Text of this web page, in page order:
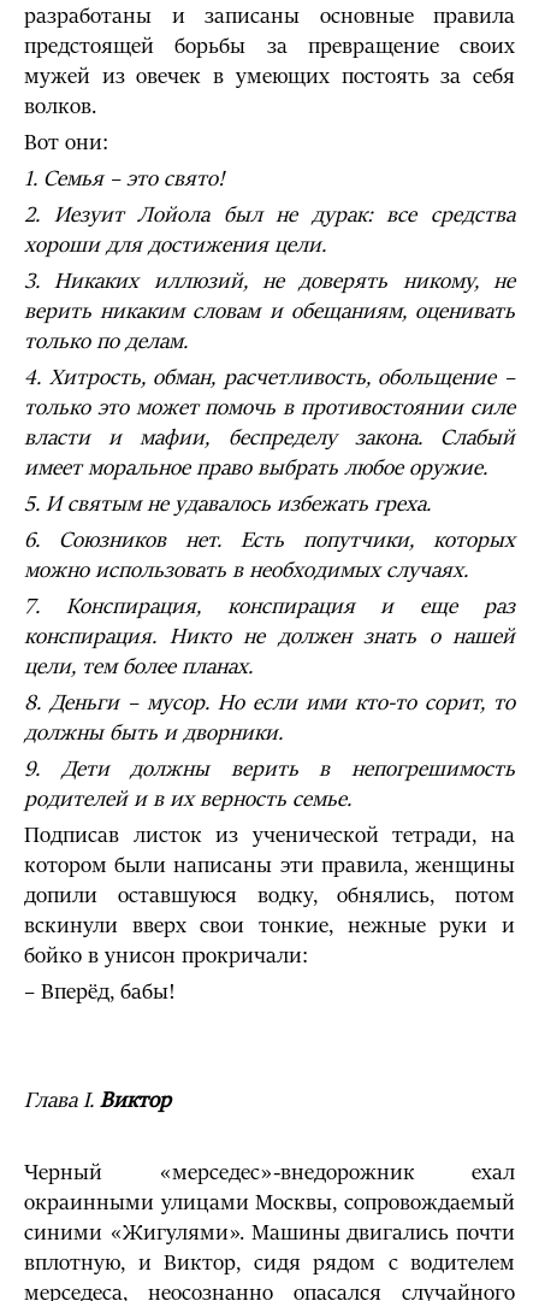
разработаны и записаны основные правила
предстоящей борьбы за превращение своих
мужей из овечек в умеющих постоять за себя
волков.
Вот они:
1. Семья – это свято!
2. Иезуит Лойола был не дурак: все средства
хороши для достиже­ния цели.
3. Никаких иллюзий, не доверять никому, не
верить никаким словам и обещаниям, оценивать
только по делам.
4. Хитрость, обман, расчетливость, обольщение –
только это может помочь в противостоянии силе
власти и мафии, беспределу закона. Слабый
имеет моральное право выбрать любое оружие.
5. И святым не удавалось избежать греха.
6. Союзников нет. Есть попутчики, которых
можно использовать в необходимых случаях.
7. Конспирация, конспирация и еще раз
конспирация. Никто не должен знать о нашей
цели, тем более планах.
8. Деньги – мусор. Но если ими кто-то сорит, то
должны быть и дворники.
9. Дети должны верить в непогрешимость
родителей и в их верность семье.
Подписав листок из ученической тетради, на
котором были написаны эти правила, женщины
допили оставшуюся водку, обнялись, потом
вскинули вверх свои тонкие, нежные руки и
бойко в унисон прокричали:
– Вперёд, бабы!
Глава I. Виктор
Черный «мерседес»-внедорожник ехал
окраинными улицами Москвы, сопровождаемый
синими «Жигулями». Машины двигались почти
вплотную, и Виктор, сидя рядом с водителем
мерседеса, неосознанно опасался случайного